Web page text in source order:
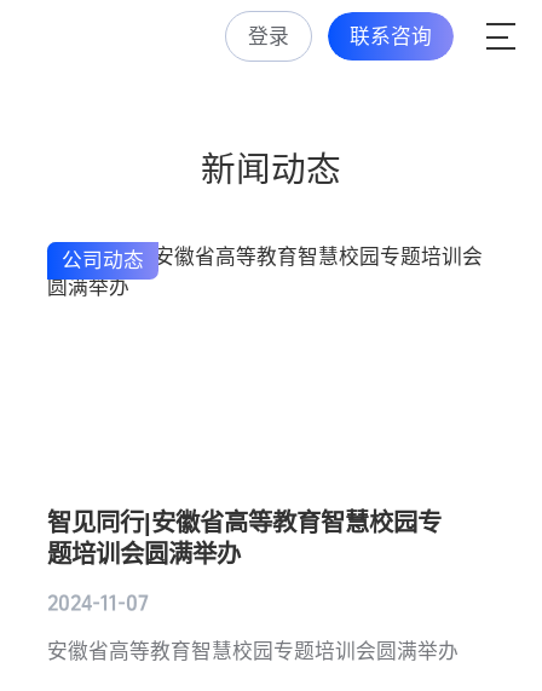
登录 联系咨询
新闻动态
公司动态
智见同行|安徽省高等教育智慧校园专
题培训会圆满举办
2024-11-07
安徽省高等教育智慧校园专题培训会圆满举办